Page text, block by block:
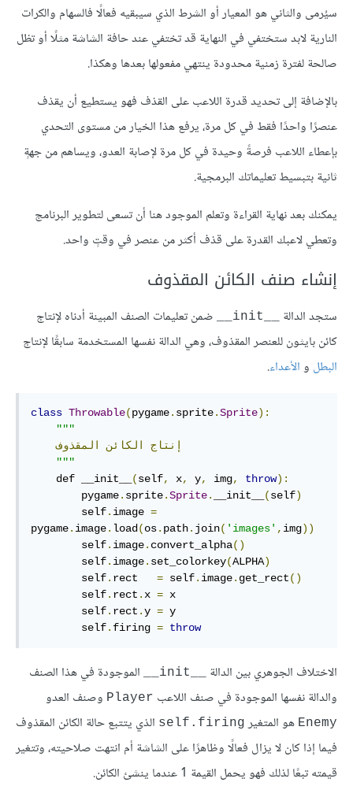
سيُرمى والثاني هو المعيار أو الشرط الذي سيبقيه فعالًا فالسهام والكرات
النارية لابد ستختفي في النهاية قد تختفي عند حافة الشاشة مثلًا أو تظل
صالحة لفترة زمنية محدودة ينتهي مفعولها بعدها وهكذا.
بالإضافة إلى تحديد قدرة اللاعب على القذف فهو يستطيع أن يقذف
عنصرًا واحدًا فقط في كل مرة، يرفع هذا الخيار من مستوى التحدي
بإعطاء اللاعب فرصةً وحيدة في كل مرة لإصابة العدو، ويساهم من جهةٍ
ثانية بتبسيط تعليماتك البرمجية.
يمكنك بعد نهاية القراءة وتعلم الموجود هنا أن تسعى لتطوير البرنامج
وتعطي لاعبك القدرة على قذف أكثر من عنصر في وقتٍ واحد.
إنشاء صنف الكائن المقذوف
ستجد الدالة
ضمن تعليمات الصنف المبينة أدناه لإنتاج
كائن بايثون للعنصر المقذوف، وهي الدالة نفسها المستخدمة سابقًا لإنتاج
البطل والأعداء.
class Throwable(pygame. sprite.Sprite):
"""
إنتاج
الكائن
المقذوف
"""
    def __init__
(self, x, y, img, throw):
        pygame
. sprite.Sprite. __init__ (self)
        self
. image =
pygame. image. load (os. path. join( 'images' , img))
        self
. image. convert_alpha()
        self
. image. set_colorkey(ALPHA)
        self
. rect = self. image. get_rect()
        self
. rect . x = x
        self
. rect .y = y
        self
. firing = throw
الاختلاف الجوهري بين الدالة
الموجودة في هذا الصنف
والدالة نفسها الموجودة في صنف اللاعب Player وصنف العدو
Enemy هو المتغير self.firing الذي يتتبع حالة الكائن المقذوف
فيما إذا كان لا يزال فعالًا وظاهرًا على الشاشة أم انتهت صلاحيته، وتتغير
قيمته تبعًا لذلك فهو يحمل القيمة 1 عندما ينشئ الكائن.